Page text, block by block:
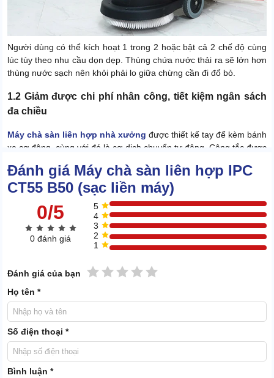
Người dùng có thể kích hoạt 1 trong 2 hoặc bật cả 2 chế độ cùng
lúc tùy theo nhu cầu dọn dẹp. Thùng chứa nước thải ra sẽ lớn hơn
thùng nước sạch nên khỏi phải lo giữa chừng cần đi đổ bỏ.
1.2 Giảm được chi phí nhân công, tiết kiệm ngân sách
đa chiều
Máy chà sàn liên hợp nhà xưởng được thiết kế tay để kèm bánh
xe cơ động, cùng với đó là cơ dịch chuyển tự động. Công tắc được
đẩy nặng nhọc.
Vì vậy, chỉ cần 1 người dùng máy, mà dọn được ~2000m2/h. Quy
ra sức người, hẳn phải thuê đội tối thiểu 5-7 nhân công. Vậy mới
đảm bảo hoàn thiện công việc trong cùng điều kiện thời gian và
diện tích.
Đánh giá Máy chà sàn liên hợp IPC
CT55 B50 (sạc liền máy)
0/5
0 đánh giá
5
4
3
2
1
Đánh giá của bạn 5 sao
4 sao
3 sao
2 sao
1 sao
Họ tên *
Số điện thoại *
Bình luận *